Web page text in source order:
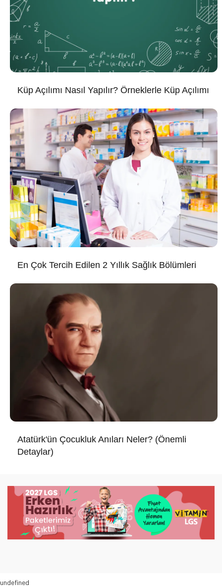
Küp Açılımı Nasıl Yapılır? Örneklerle Küp Açılımı
En Çok Tercih Edilen 2 Yıllık Sağlık Bölümleri
Atatürk'ün Çocukluk Anıları Neler? (Önemli
Detaylar)
undefined